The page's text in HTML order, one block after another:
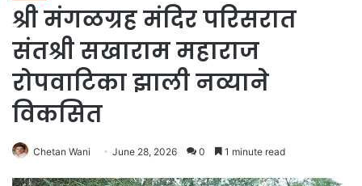
श्री मंगळग्रह मंदिर परिसरात
संतश्री सखाराम महाराज
रोपवाटिका झाली नव्याने
विकसित
Chetan Wani June 28, 2026 0 1 minute read